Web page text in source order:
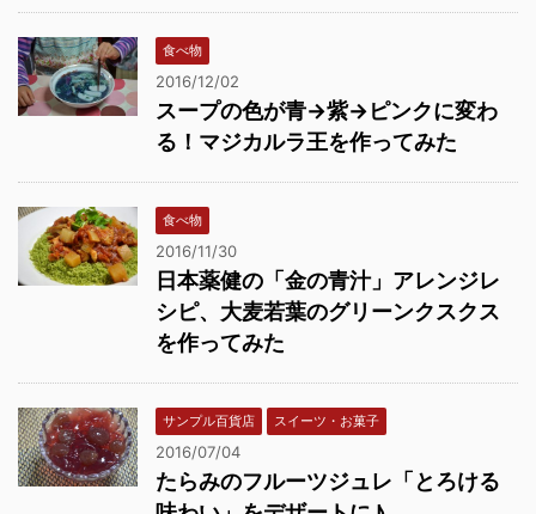
食べ物
2016/12/02
スープの色が青→紫→ピンクに変わ
る！マジカルラ王を作ってみた
食べ物
2016/11/30
日本薬健の「金の青汁」アレンジレ
シピ、大麦若葉のグリーンクスクス
を作ってみた
サンプル百貨店 スイーツ・お菓子
2016/07/04
たらみのフルーツジュレ「とろける